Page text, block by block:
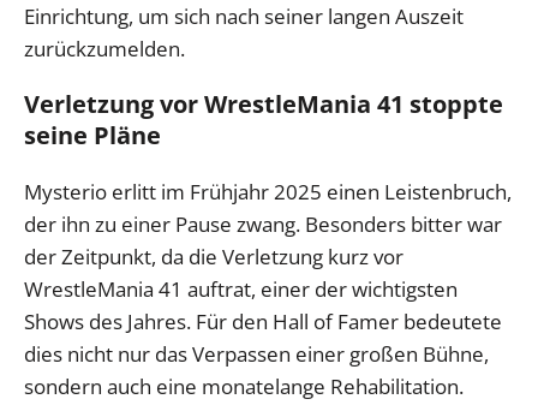
Einrichtung, um sich nach seiner langen Auszeit
zurückzumelden.
Verletzung vor WrestleMania 41 stoppte
seine Pläne
Mysterio erlitt im Frühjahr 2025 einen Leistenbruch,
der ihn zu einer Pause zwang. Besonders bitter war
der Zeitpunkt, da die Verletzung kurz vor
WrestleMania 41 auftrat, einer der wichtigsten
Shows des Jahres. Für den Hall of Famer bedeutete
dies nicht nur das Verpassen einer großen Bühne,
sondern auch eine monatelange Rehabilitation.